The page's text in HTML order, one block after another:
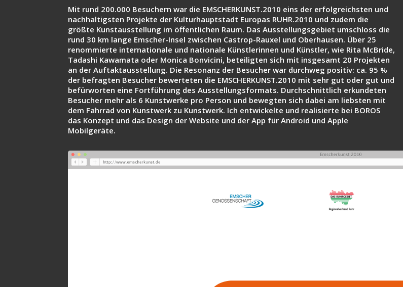
Mit rund 200.000 Besuchern war die EMSCHERKUNST.2010 eins der erfolgreichsten und
nachhaltigsten Projekte der Kulturhauptstadt Europas RUHR.2010 und zudem die
größte Kunstausstellung im öffentlichen Raum. Das Ausstellungsgebiet umschloss die
rund 30 km lange Emscher-Insel zwischen Castrop-Rauxel und Oberhausen. Über 25
renommierte internationale und nationale Künstlerinnen und Künstler, wie Rita McBride,
Tadashi Kawamata oder Monica Bonvicini, beteiligten sich mit insgesamt 20 Projekten
an der Auftaktausstellung. Die Resonanz der Besucher war durchweg positiv: ca. 95 %
der befragten Besucher bewerteten die EMSCHERKUNST.2010 mit sehr gut oder gut und
befürworten eine Fortführung des Ausstellungsformats. Durchschnittlich erkundeten
Besucher mehr als 6 Kunstwerke pro Person und bewegten sich dabei am liebsten mit
dem Fahrrad von Kunstwerk zu Kunstwerk. Ich entwickelte und realisierte bei BOROS
das Konzept und das Design der Website und der App für Android und Apple
Mobilgeräte.